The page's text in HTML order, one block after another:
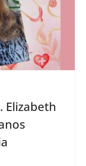
Elizabeth